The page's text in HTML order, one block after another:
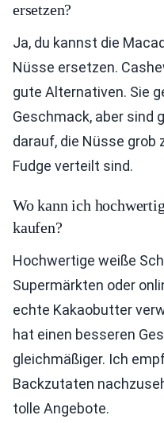
ersetzen?
Ja, du kannst die
Nüsse ersetzen.
gute Alternativen. Sie
Geschmack, aber sind
darauf, die Nüsse grob
Fudge verteilt sind.
Wo kann ich
kaufen?
Hochwertige weiße
Supermärkten oder
echte Kakaobutter
hat einen besseren
gleichmäßiger. Ich
Backzutaten
tolle Angebote.